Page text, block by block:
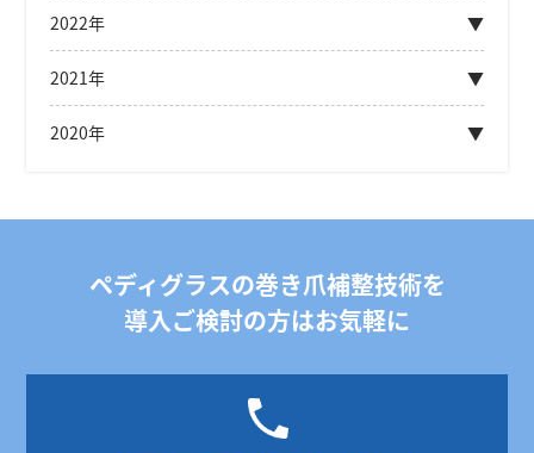
2022年
2021年
2020年
ペディグラスの巻き爪補整技術を
導入ご検討の方はお気軽に